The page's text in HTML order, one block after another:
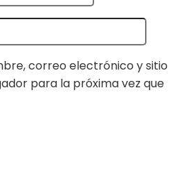
correo electrónico y sitio
para la próxima vez que